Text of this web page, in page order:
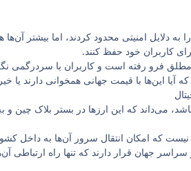
دلایل امنیتی محدود کردند، اما بیشتر
کاربران خود حفظ کنند.
مطلق فرو رفته است و کاربران با
آیا این‌ها با قیمت جهانی همخوانی دارند یا
می‌داند که این ارزها در بستر بلاک
که امکان انتقال سرور آن‌ها به داخل
جهان قرار دارند که تنها راه